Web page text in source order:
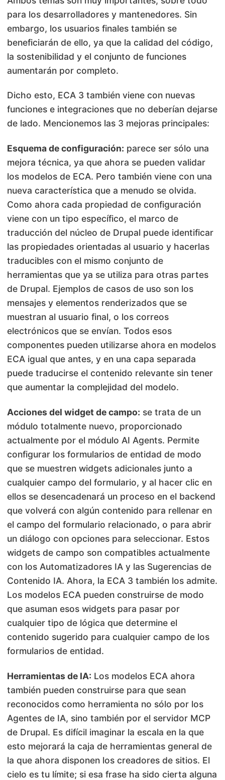
para los desarrolladores y mantenedores. Sin
embargo, los usuarios finales también se
beneficiarán de ello, ya que la calidad del código,
la sostenibilidad y el conjunto de funciones
aumentarán por completo.
Dicho esto, ECA 3 también viene con nuevas
funciones e integraciones que no deberían dejarse
de lado. Mencionemos las 3 mejoras principales:
Esquema de configuración: parece ser sólo una
mejora técnica, ya que ahora se pueden validar
los modelos de ECA. Pero también viene con una
nueva característica que a menudo se olvida.
Como ahora cada propiedad de configuración
viene con un tipo específico, el marco de
traducción del núcleo de Drupal puede identificar
las propiedades orientadas al usuario y hacerlas
traducibles con el mismo conjunto de
herramientas que ya se utiliza para otras partes
de Drupal. Ejemplos de casos de uso son los
mensajes y elementos renderizados que se
muestran al usuario final, o los correos
electrónicos que se envían. Todos esos
componentes pueden utilizarse ahora en modelos
ECA igual que antes, y en una capa separada
puede traducirse el contenido relevante sin tener
que aumentar la complejidad del modelo.
Acciones del widget de campo: se trata de un
módulo totalmente nuevo, proporcionado
actualmente por el módulo AI Agents. Permite
configurar los formularios de entidad de modo
que se muestren widgets adicionales junto a
cualquier campo del formulario, y al hacer clic en
ellos se desencadenará un proceso en el backend
que volverá con algún contenido para rellenar en
el campo del formulario relacionado, o para abrir
un diálogo con opciones para seleccionar. Estos
widgets de campo son compatibles actualmente
con los Automatizadores IA y las Sugerencias de
Contenido IA. Ahora, la ECA 3 también los admite.
Los modelos ECA pueden construirse de modo
que asuman esos widgets para pasar por
cualquier tipo de lógica que determine el
contenido sugerido para cualquier campo de los
formularios de entidad.
Herramientas de IA: Los modelos ECA ahora
también pueden construirse para que sean
reconocidos como herramienta no sólo por los
Agentes de IA, sino también por el servidor MCP
de Drupal. Es difícil imaginar la escala en la que
esto mejorará la caja de herramientas general de
la que ahora disponen los creadores de sitios. El
cielo es tu límite; si esa frase ha sido cierta alguna